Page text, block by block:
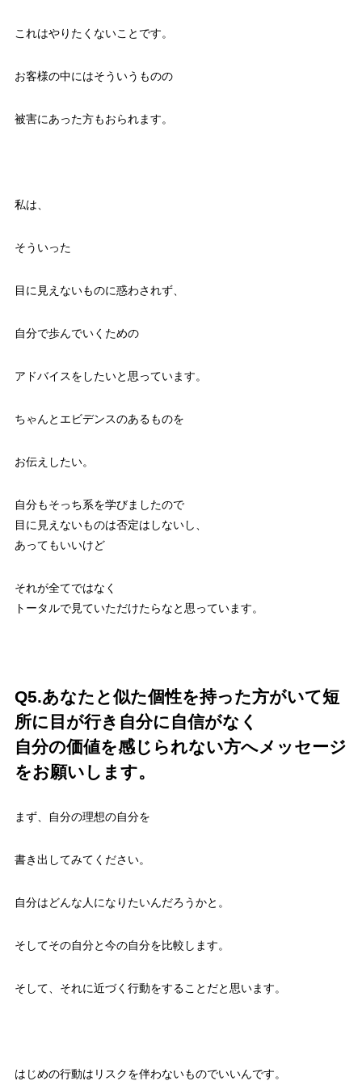
これはやりたくないことです。
お客様の中にはそういうものの
被害にあった方もおられます。
私は、
そういった
目に見えないものに惑わされず、
自分で歩んでいくための
アドバイスをしたいと思っています。
ちゃんとエビデンスのあるものを
お伝えしたい。
自分もそっち系を学びましたので
目に見えないものは否定はしないし、
あってもいいけど
それが全てではなく
トータルで見ていただけたらなと思っています。
Q5.あなたと似た個性を持った方がいて短
所に目が行き自分に自信がなく
自分の価値を感じられない方へメッセージ
をお願いします。
まず、自分の理想の自分を
書き出してみてください。
自分はどんな人になりたいんだろうかと。
そしてその自分と今の自分を比較します。
そして、それに近づく行動をすることだと思います。
はじめの行動はリスクを伴わないものでいいんです。